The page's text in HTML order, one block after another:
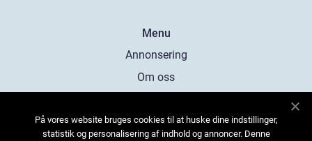
Menu
Annonsering
Om oss
Kontakta oss
På vores website bruges cookies til at huske dine indstillinger,
statistik og personalisering af indhold og annoncer. Denne